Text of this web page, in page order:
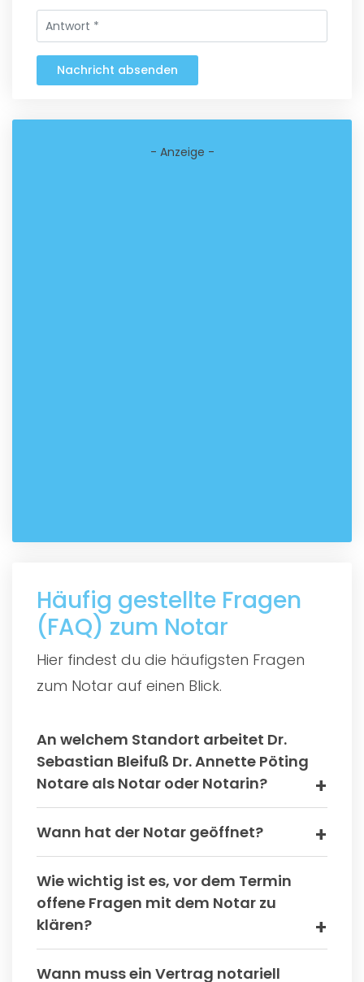
Nachricht absenden
- Anzeige -
Häufig gestellte Fragen
(FAQ) zum Notar
Hier findest du die häufigsten Fragen
zum Notar auf einen Blick.
An welchem Standort arbeitet Dr.
Sebastian Bleifuß Dr. Annette Pöting
Notare als Notar oder Notarin?
Wann hat der Notar geöffnet?
Wie wichtig ist es, vor dem Termin
offene Fragen mit dem Notar zu
klären?
Wann muss ein Vertrag notariell